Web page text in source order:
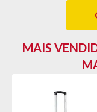
MAIS